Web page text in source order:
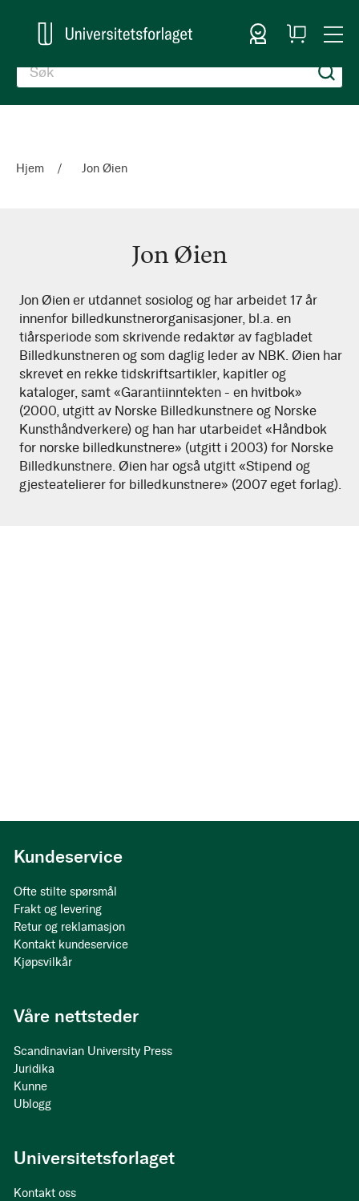
Logg inn
Handlekurv
Hjem Jon Øien
Jon Øien
Jon
Øien
Jon Øien er utdannet sosiolog og har arbeidet 17 år
innenfor billedkunstnerorganisasjoner, bl.a. en
tiårsperiode som skrivende redaktør av fagbladet
Billedkunstneren og som daglig leder av NBK. Øien har
skrevet en rekke tidskriftsartikler, kapitler og
kataloger, samt «Garantiinntekten - en hvitbok»
(2000, utgitt av Norske Billedkunstnere og Norske
Kunsthåndverkere) og han har utarbeidet «Håndbok
for norske billedkunstnere» (utgitt i 2003) for Norske
Billedkunstnere. Øien har også utgitt «Stipend og
gjesteatelierer for billedkunstnere» (2007 eget forlag).
Kundeservice
Ofte stilte spørsmål
Frakt og levering
Retur og reklamasjon
Kontakt kundeservice
Kjøpsvilkår
Våre nettsteder
Scandinavian University Press
Juridika
Kunne
Ublogg
Universitetsforlaget
Kontakt oss